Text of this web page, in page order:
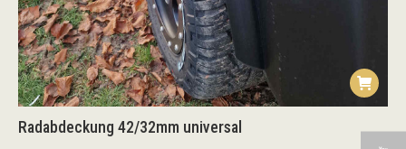
Radabdeckung 42/32mm universal